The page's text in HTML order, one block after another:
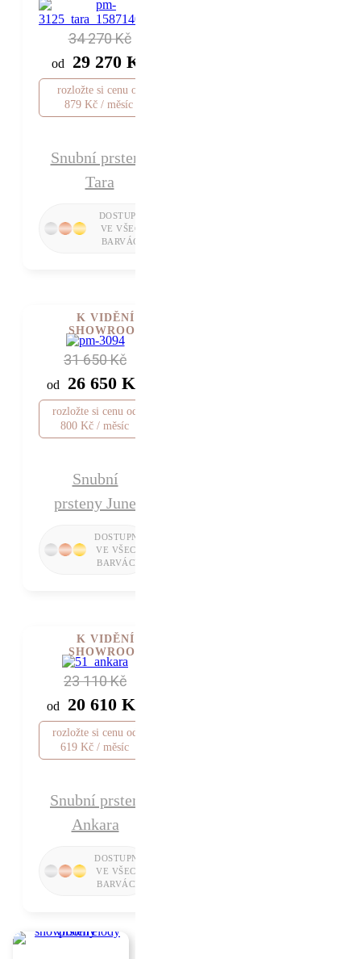
34 270 Kč
od 29 270 Kč
rozložte si cenu od
879 Kč / měsíc
Snubní prsteny
Tara
31 650 Kč
od 26 650 Kč
rozložte si cenu od
800 Kč / měsíc
Snubní
prsteny June
K VIDĚNÍ V
SHOWROOMU
23 110 Kč
od 20 610 Kč
rozložte si cenu od
619 Kč / měsíc
Snubní prsten
Ankara
K VIDĚNÍ V
SHOWROOMU